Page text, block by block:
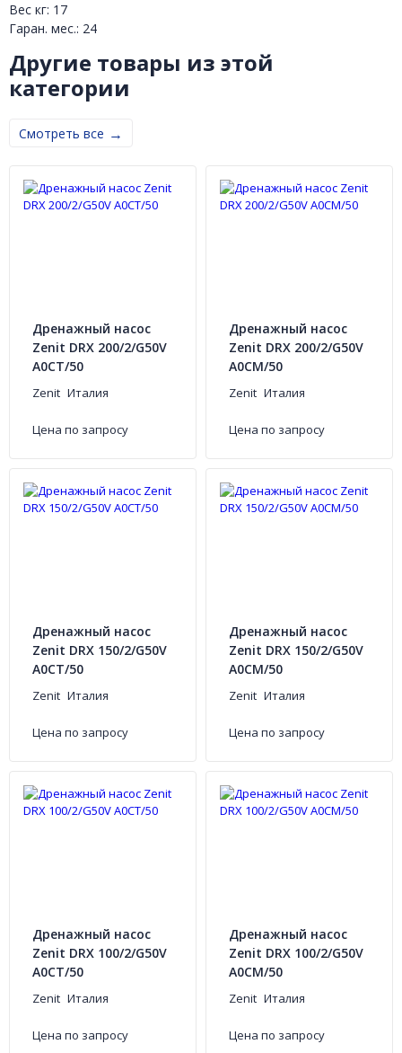
Вес кг: 17
Гаран. мес.: 24
Другие товары из этой
категории
Смотреть все
Дренажный насос
Zenit DRX 200/2/G50V
A0CT/50
Zenit Италия
Цена по запросу
Дренажный насос
Zenit DRX 200/2/G50V
A0CM/50
Zenit Италия
Цена по запросу
Дренажный насос
Zenit DRX 150/2/G50V
A0CT/50
Zenit Италия
Цена по запросу
Дренажный насос
Zenit DRX 150/2/G50V
A0CM/50
Zenit Италия
Цена по запросу
Дренажный насос
Zenit DRX 100/2/G50V
A0CT/50
Zenit Италия
Цена по запросу
Дренажный насос
Zenit DRX 100/2/G50V
A0CM/50
Zenit Италия
Цена по запросу